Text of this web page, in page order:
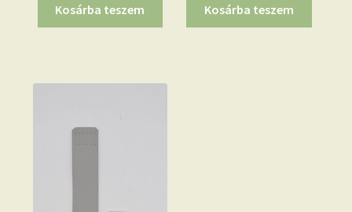
Kosárba teszem Kosárba teszem